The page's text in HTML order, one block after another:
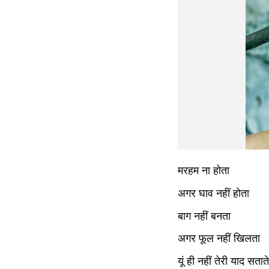
मरहम ना होता
अगर घाव नहीं होता
बाग नहीं बनता
अगर फूल नहीं खिलता
यूं ही नहीं तेरी याद